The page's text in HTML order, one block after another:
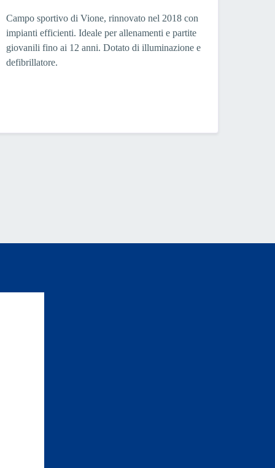
Campo sportivo di Vione, rinnovato nel 2018 con
impianti efficienti. Ideale per allenamenti e partite
giovanili fino ai 12 anni. Dotato di illuminazione e
defibrillatore.